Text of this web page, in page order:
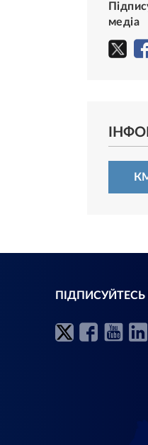
медіа